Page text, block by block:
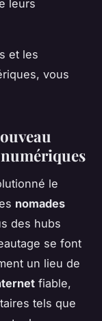
leurs
et les
vous
le
nomades
des hubs
se font
un lieu de
fiable,
tels que